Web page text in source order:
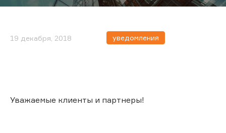
19 декабря, 2018 уведомления
Уважаемые клиенты и партнеры!